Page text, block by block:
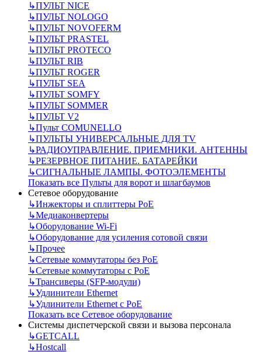
↳ПУЛЬТ NICE
↳ПУЛЬТ NOLOGO
↳ПУЛЬТ NOVOFERM
↳ПУЛЬТ PRASTEL
↳ПУЛЬТ PROTECO
↳ПУЛЬТ RIB
↳ПУЛЬТ ROGER
↳ПУЛЬТ SEA
↳ПУЛЬТ SOMFY
↳ПУЛЬТ SOMMER
↳ПУЛЬТ V2
↳Пульт СOMUNELLO
↳ПУЛЬТЫ УНИВЕРСАЛЬНЫЕ ДЛЯ TV
↳РАДИОУПРАВЛЕНИЕ. ПРИЕМНИКИ. АНТЕННЫ
↳РЕЗЕРВНОЕ ПИТАНИЕ. БАТАРЕЙКИ
↳СИГНАЛЬНЫЕ ЛАМПЫ. ФОТОЭЛЕМЕНТЫ
Показать все Пульты для ворот и шлагбаумов
Сетевое оборудование
↳Инжекторы и сплиттеры РоЕ
↳Медиаконвертеры
↳Оборудование Wi-Fi
↳Оборудование для усиления сотовой связи
↳Прочее
↳Сетевые коммутаторы без РоЕ
↳Сетевые коммутаторы с РоЕ
↳Трансиверы (SFP-модули)
↳Удлинители Ethernet
↳Удлинители Ethernet с PoE
Показать все Сетевое оборудование
Системы диспетчерской связи и вызова персонала
↳GETCALL
↳Hostcall